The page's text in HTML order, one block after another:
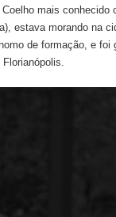
mais conhecido
estava morando na
de formação, e foi